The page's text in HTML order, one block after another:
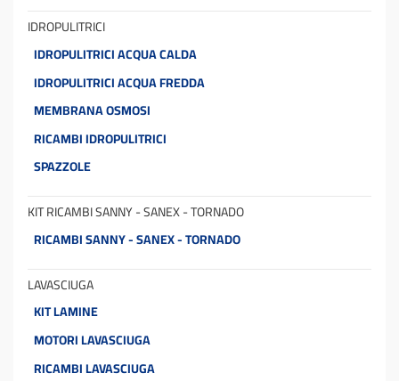
IDROPULITRICI
IDROPULITRICI ACQUA CALDA
IDROPULITRICI ACQUA FREDDA
MEMBRANA OSMOSI
RICAMBI IDROPULITRICI
SPAZZOLE
KIT RICAMBI SANNY - SANEX - TORNADO
RICAMBI SANNY - SANEX - TORNADO
LAVASCIUGA
KIT LAMINE
MOTORI LAVASCIUGA
RICAMBI LAVASCIUGA